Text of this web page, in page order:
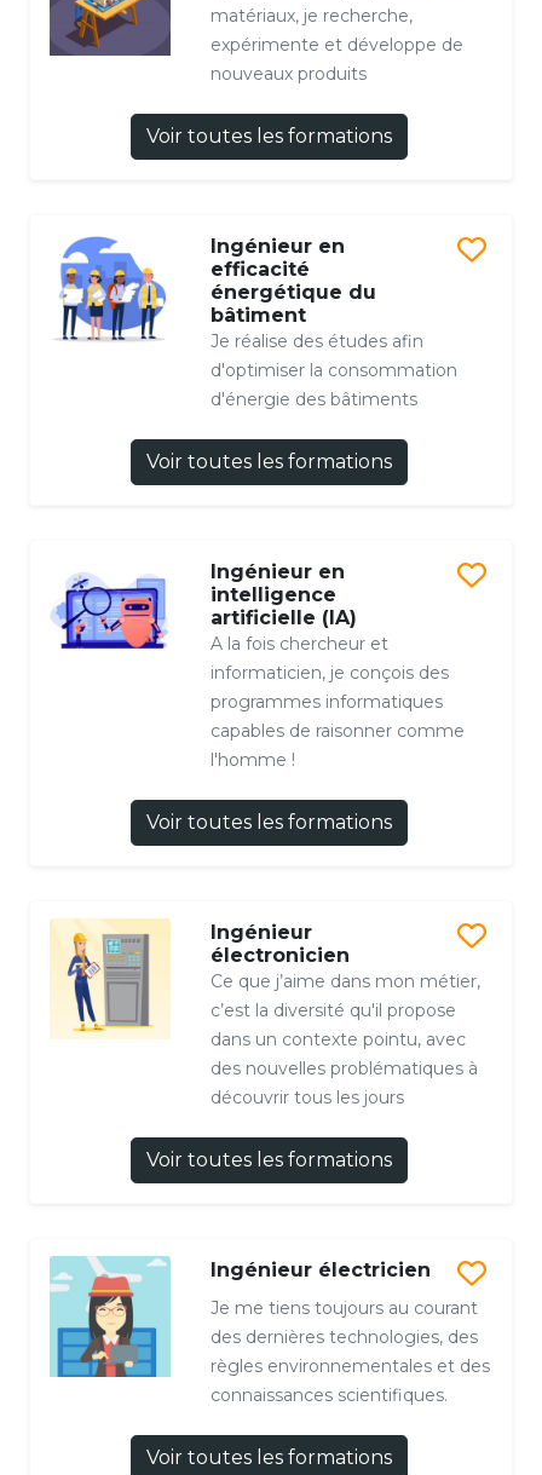
matériaux, je recherche,
expérimente et développe de
nouveaux produits
Voir toutes les formations
Ingénieur en
efficacité
énergétique du
bâtiment
Je réalise des études afin
d'optimiser la consommation
d'énergie des bâtiments
Voir toutes les formations
Ingénieur en
intelligence
artificielle (IA)
A la fois chercheur et
informaticien, je conçois des
programmes informatiques
capables de raisonner comme
l'homme !
Voir toutes les formations
Ingénieur
électronicien
Ce que j’aime dans mon métier,
c’est la diversité qu'il propose
dans un contexte pointu, avec
des nouvelles problématiques à
découvrir tous les jours
Voir toutes les formations
Ingénieur électricien
Je me tiens toujours au courant
des dernières technologies, des
règles environnementales et des
connaissances scientifiques.
Voir toutes les formations